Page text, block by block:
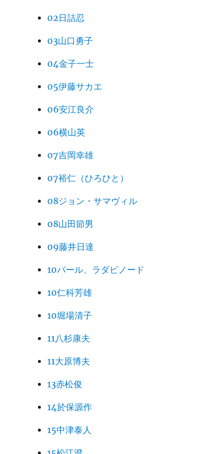
02日詰忍
03山口勇子
04金子一士
05伊藤サカエ
06安江良介
06横山英
07吉岡幸雄
07裕仁（ひろひと）
08ジョン・サマヴィル
08山田節男
09藤井日達
10パール、ラダビノード
10仁科芳雄
10堀場清子
11八杉康夫
11大原博夫
13赤松俊
14於保源作
15中津泰人